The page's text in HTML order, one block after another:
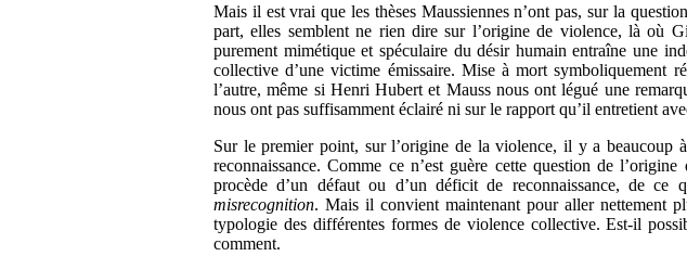
Mais il est vrai que les thèses Maussiennes n’ont pas, sur la
part, elles semblent ne rien dire sur l’origine de violence, là où
purement mimétique et spéculaire du désir humain entraîne une
collective d’une victime émissaire. Mise à mort
l’autre, même si Henri Hubert et Mauss nous ont légué une
nous ont pas suffisamment éclairé ni sur le rapport qu’il entretient
Sur le premier point, sur l’origine de la violence, il y a beaucoup
reconnaissance. Comme ce n’est guère cette question de
procède d’un défaut ou d’un déficit de reconnaissance, de ce
misrecognition. Mais il convient maintenant pour aller nettement
typologie des différentes formes de violence collective. Est-il
comment.